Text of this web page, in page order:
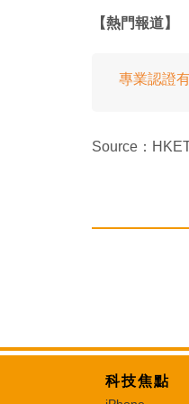
【熱門報道】
專業認證
Source：
科技焦點